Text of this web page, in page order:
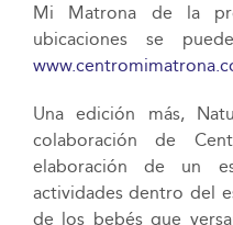
Mi Matrona de la
ubicaciones se
Una edición más,
colaboración de
elaboración de un
actividades dentro del
de los bebés que